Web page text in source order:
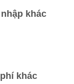
khác
khác